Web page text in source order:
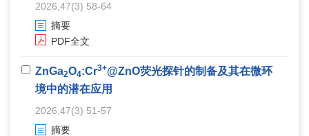
2026,47(3) 58-64
摘要
PDF全文
ZnGa2O4:Cr3+@ZnO荧光探针的制备及其在微环
境中的潜在应用
2026,47(3) 51-57
摘要